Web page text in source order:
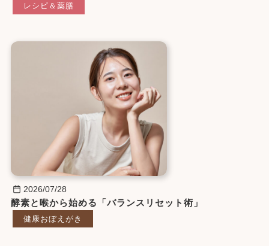
レシピ＆薬膳
2026/07/28
酵素と喉から始める「バランスリセット術」
健康おぼえがき